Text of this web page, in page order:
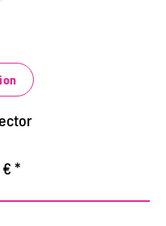
blancos y de color
€ *